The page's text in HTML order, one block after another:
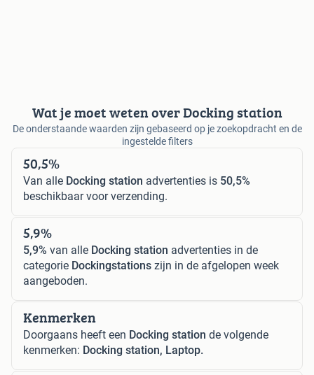
Wat je moet weten over Docking station
De onderstaande waarden zijn gebaseerd op je zoekopdracht en de
ingestelde filters
50,5%
Van alle Docking station advertenties is 50,5%
beschikbaar voor verzending.
5,9%
5,9% van alle Docking station advertenties in de
categorie Dockingstations zijn in de afgelopen week
aangeboden.
Kenmerken
Doorgaans heeft een Docking station de volgende
kenmerken: Docking station, Laptop.